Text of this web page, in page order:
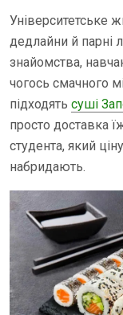
Університетське
дедлайни й парні
знайомства,
чогось смачного
підходять суші
просто доставка
студента, який
набридають.